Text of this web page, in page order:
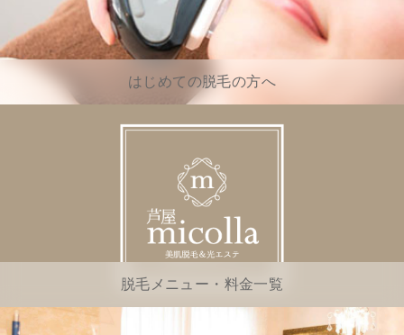
はじめての脱毛の方へ
脱毛メニュー・料金一覧